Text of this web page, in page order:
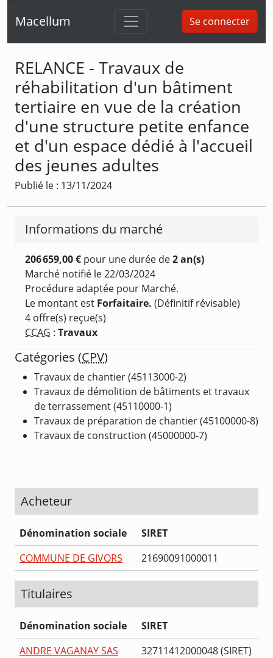
Macellum Se connecter
RELANCE - Travaux de
réhabilitation d'un bâtiment
tertiaire en vue de la création
d'une structure petite enfance
et d'un espace dédié à l'accueil
des jeunes adultes
Publié le : 13/11/2024
Informations du marché
206 659,00 € pour une durée de2 an(s)
Marché notifié le 22/03/2024
Procédure adaptée pour Marché.
Le montant est Forfaitaire. (Définitif révisable)
4 offre(s) reçue(s)
CCAG : Travaux
Catégories (CPV)
Travaux de chantier (45113000-2)
Travaux de démolition de bâtiments et travaux
de terrassement (45110000-1)
Travaux de préparation de chantier (45100000-8)
Travaux de construction (45000000-7)
Acheteur
Dénomination sociale
SIRET
COMMUNE DE GIVORS
21690091000011
Titulaires
Dénomination sociale
SIRET
ANDRE VAGANAY SAS
32711412000048 (SIRET)